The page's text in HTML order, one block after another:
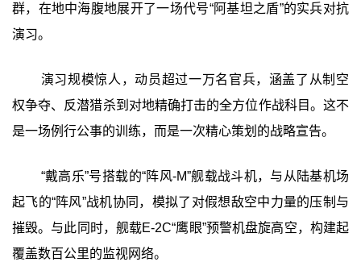
群，在地中海腹地展开了一场代号“阿基坦之盾”的实兵对抗
演习。
演习规模惊人，动员超过一万名官兵，涵盖了从制空
权争夺、反潜猎杀到对地精确打击的全方位作战科目。这不
是一场例行公事的训练，而是一次精心策划的战略宣告。
“戴高乐”号搭载的“阵风-M”舰载战斗机，与从陆基机场
起飞的“阵风”战机协同，模拟了对假想敌空中力量的压制与
摧毁。与此同时，舰载E-2C“鹰眼”预警机盘旋高空，构建起
覆盖数百公里的监视网络。